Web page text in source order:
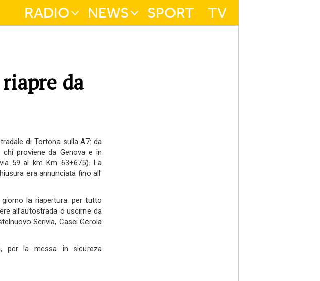
RADIO NEWS SPORT TV
da
di Tortona sulla A7: da
proviene da Genova e in
59 al km Km 63+675). La
era annunciata fino all'
la riapertura: per tutto
all’autostrada o uscirne da
Scrivia, Casei Gerola
per la messa in sicureza